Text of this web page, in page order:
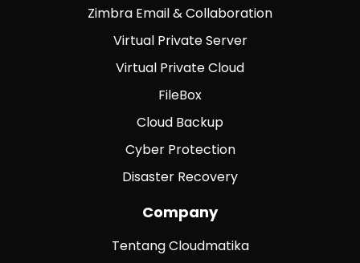
Zimbra Email & Collaboration
Virtual Private Server
Virtual Private Cloud
FileBox
Cloud Backup
Cyber Protection
Disaster Recovery
Company
Tentang Cloudmatika